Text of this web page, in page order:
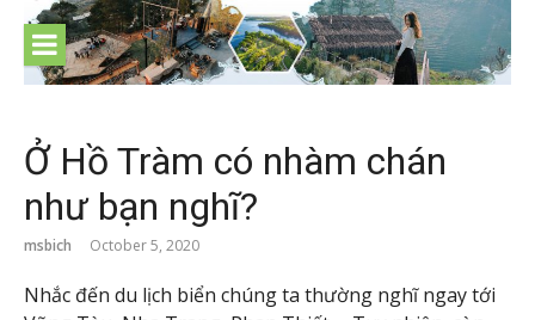
content
Ở Hồ Tràm có nhàm chán
như bạn nghĩ?
msbich October 5, 2020
Nhắc đến du lịch biển chúng ta thường nghĩ ngay tới